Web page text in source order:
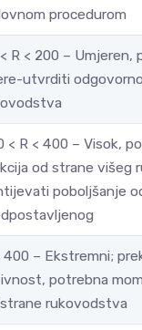
procedurom
R < 200 – Umjeren,
utvrditi
< R < 400 – Visok,
od strane višeg
poboljšanje
400 – Ekstremni;
potrebna
rukovodstva